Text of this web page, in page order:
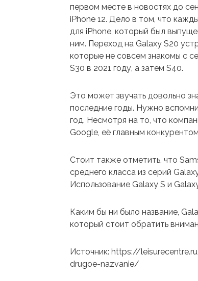
первом месте в новостях до
iPhone 12. Дело в том, что
для iPhone, который был
ним. Переход на Galaxy S20
которые не совсем знакомы с
S30 в 2021 году, а затем S40.
Это может звучать довольно
последние годы. Нужно
год. Несмотря на то, что
Google, её главным
Стоит также отметить, что
среднего класса из серий
Использование Galaxy S и
Каким бы ни было название,
который стоит обратить
Источник: https://
drugoe-nazvanie/